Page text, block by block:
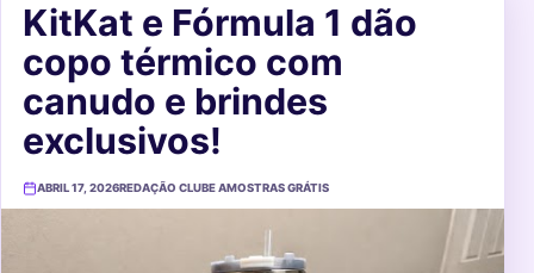
KitKat e Fórmula 1 dão
copo térmico com
canudo e brindes
exclusivos!
ABRIL 17, 2026REDAÇÃO CLUBE AMOSTRAS GRÁTIS